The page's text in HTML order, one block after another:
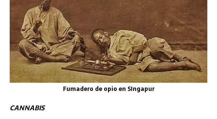
Fumadero de opio en SIngapur
CANNABIS